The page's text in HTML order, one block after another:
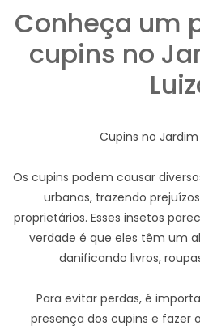
Conheça um
cupins no
Cupins no Jardim
Os cupins podem causar
urbanas, trazendo
proprietários. Esses insetos
verdade é que eles têm um
danificando livros,
Para evitar perdas, é
presença dos cupins e fazer